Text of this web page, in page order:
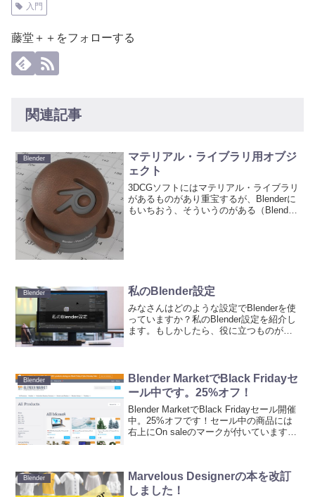
入門
藤堂＋＋をフォローする
関連記事
Blender
マテリアル・ライブラリ用オブジ
ェクト
3DCGソフトにはマテリアル・ライブラリ
があるものがあり重宝するが、Blenderに
もいちおう、そういうのがある（Blender
Blender 私のBlender設定
みなさんはどのような設定でBlenderを使
っていますか？私のBlender設定を紹介し
ます。もしかしたら、役に立つものがあ
オンがある...
Blender
Blender MarketでBlack Fridayセ
ール中です。25%オフ！
Blender MarketでBlack Fridayセール開催
中。25%オフです！セール中の商品には
右上にOn saleのマークが付いています。
Blender
Marvelous Designerの本を改訂
しました！